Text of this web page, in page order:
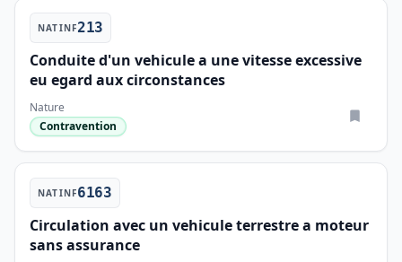
NATINF213
Conduite d'un vehicule a une vitesse excessive
eu egard aux circonstances
Nature
Contravention
NATINF6163
Circulation avec un vehicule terrestre a moteur
sans assurance